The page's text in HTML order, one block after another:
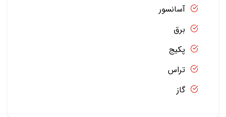
آسانسور
برق
پکیج
تراس
گاز